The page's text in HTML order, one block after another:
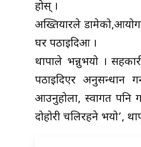
होस् ।
अख्तियारले
घर पठाइदिऔँ ।
थापाले भन्नुभयो ।
पठाइदिएर अनुसन्धान
आउनुहोला, स्वागत पनि
दोहोरी चलिरहने भयो’,